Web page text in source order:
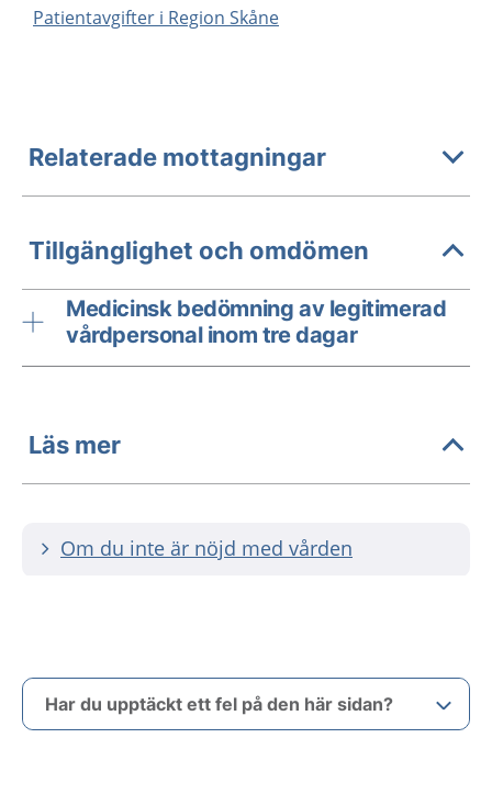
Patientavgifter i Region Skåne
Relaterade mottagningar
Tillgänglighet och omdömen
Medicinsk bedömning av legitimerad
vårdpersonal inom tre dagar
Läs mer
Om du inte är nöjd med vården
Har du upptäckt ett fel på den här sidan?